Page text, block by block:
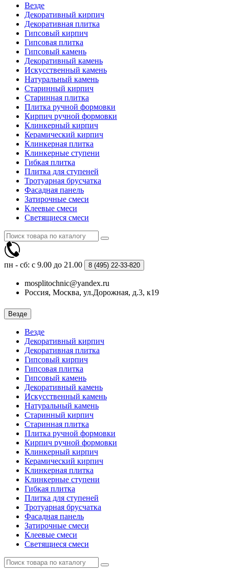
Везде
Декоративный кирпич
Декоративная плитка
Гипсовый кирпич
Гипсовая плитка
Гипсовый камень
Декоративный камень
Искусственный камень
Натуральный камень
Старинный кирпич
Старинная плитка
Плитка ручной формовки
Кирпич ручной формовки
Клинкерный кирпич
Керамический кирпич
Клинкерная плитка
Клинкерные ступени
Гибкая плитка
Плитка для ступеней
Тротуарная брусчатка
Фасадная панель
Затирочные смеси
Клеевые смеси
Светящиеся смеси
пн - сб: с 9.00 до 21.00 8 (495) 22-33-820
mosplitochnic@yandex.ru
Россия, Москва, ул.Дорожная, д.3, к19
Везде
Везде
Декоративный кирпич
Декоративная плитка
Гипсовый кирпич
Гипсовая плитка
Гипсовый камень
Декоративный камень
Искусственный камень
Натуральный камень
Старинный кирпич
Старинная плитка
Плитка ручной формовки
Кирпич ручной формовки
Клинкерный кирпич
Керамический кирпич
Клинкерная плитка
Клинкерные ступени
Гибкая плитка
Плитка для ступеней
Тротуарная брусчатка
Фасадная панель
Затирочные смеси
Клеевые смеси
Светящиеся смеси